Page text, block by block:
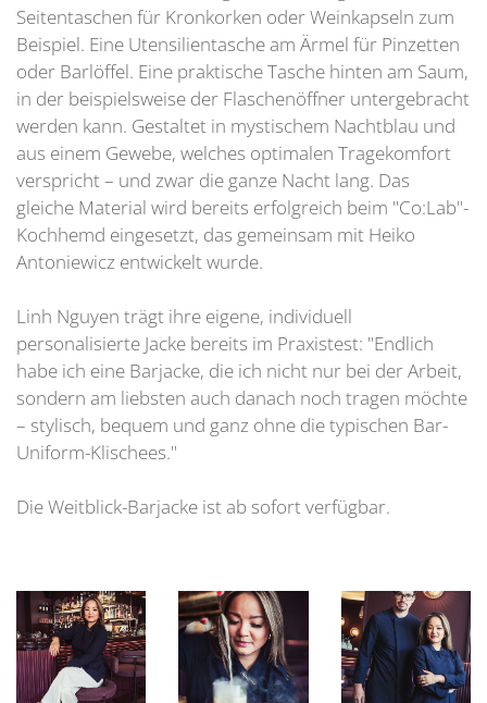
Seitentaschen für Kronkorken oder Weinkapseln zum
Beispiel. Eine Utensilientasche am Ärmel für Pinzetten
oder Barlöffel. Eine praktische Tasche hinten am Saum,
in der beispielsweise der Flaschenöffner untergebracht
werden kann. Gestaltet in mystischem Nachtblau und
aus einem Gewebe, welches optimalen Tragekomfort
verspricht – und zwar die ganze Nacht lang. Das
gleiche Material wird bereits erfolgreich beim "Co:Lab"-
Kochhemd eingesetzt, das gemeinsam mit Heiko
Antoniewicz entwickelt wurde.
Linh Nguyen trägt ihre eigene, individuell
personalisierte Jacke bereits im Praxistest: "Endlich
habe ich eine Barjacke, die ich nicht nur bei der Arbeit,
sondern am liebsten auch danach noch tragen möchte
– stylisch, bequem und ganz ohne die typischen Bar-
Uniform-Klischees."
Die Weitblick-Barjacke ist ab sofort verfügbar.